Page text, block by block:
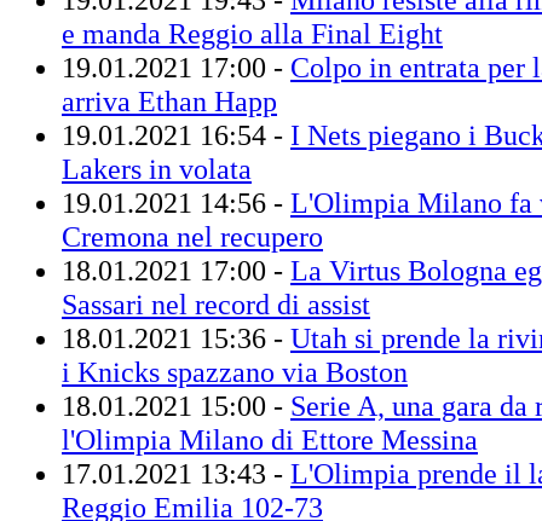
e manda Reggio alla Final Eight
19.01.2021 17:00 - Colpo in entrata per
arriva Ethan Happ
19.01.2021 16:54 - I Nets piegano i
Lakers in volata
19.01.2021 14:56 - L'Olimpia Milano fa
Cremona nel recupero
18.01.2021 17:00 - La Virtus Bologna
Sassari nel record di assist
18.01.2021 15:36 - Utah si prende la
i Knicks spazzano via Boston
18.01.2021 15:00 - Serie A, una gara da
l'Olimpia Milano di Ettore Messina
17.01.2021 13:43 - L'Olimpia prende il
Reggio Emilia 102-73